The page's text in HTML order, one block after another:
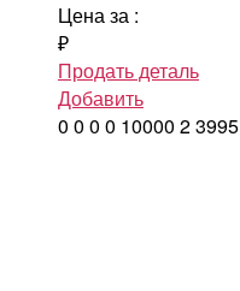
Цена за :
₽
Продать деталь
Добавить
0 0 0 0 10000 23995